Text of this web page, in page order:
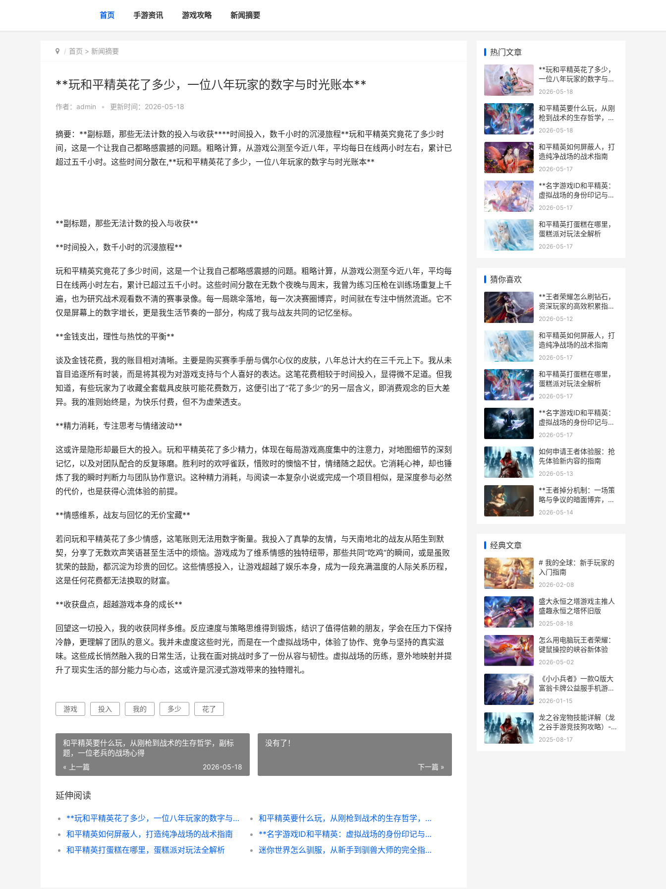
首页 手游资讯 游戏攻略 新闻摘要
首页 > 新闻摘要
**玩和平精英花了多少，一位八年玩家的数字与时光账本**
作者： admin • 更新时间：2026-05-18
摘要：**副标题，那些无法计数的投入与收获****时间投入，数千小时的沉浸旅程**玩和平精英究竟花了多少时
间，这是一个让我自己都略感震撼的问题。粗略计算，从游戏公测至今近八年，平均每日在线两小时左右，累计已
超过五千小时。这些时间分散在,**玩和平精英花了多少，一位八年玩家的数字与时光账本**
**副标题，那些无法计数的投入与收获**
**时间投入，数千小时的沉浸旅程**
玩和平精英究竟花了多少时间，这是一个让我自己都略感震撼的问题。粗略计算，从游戏公测至今近八年，平均每
日在线两小时左右，累计已超过五千小时。这些时间分散在无数个夜晚与周末，我曾为练习压枪在训练场重复上千
遍，也为研究战术观看数不清的赛事录像。每一局跳伞落地，每一次决赛圈博弈，时间就在专注中悄然流逝。它不
仅是屏幕上的数字增长，更是我生活节奏的一部分，构成了我与战友共同的记忆坐标。
**金钱支出，理性与热忱的平衡**
谈及金钱花费，我的账目相对清晰。主要是购买赛季手册与偶尔心仪的皮肤，八年总计大约在三千元上下。我从未
盲目追逐所有时装，而是将其视为对游戏支持与个人喜好的表达。这笔花费相较于时间投入，显得微不足道。但我
知道，有些玩家为了收藏全套载具皮肤可能花费数万，这便引出了“花了多少”的另一层含义，即消费观念的巨大差
异。我的准则始终是，为快乐付费，但不为虚荣透支。
**精力消耗，专注思考与情绪波动**
这或许是隐形却最巨大的投入。玩和平精英花了多少精力，体现在每局游戏高度集中的注意力，对地图细节的深刻
记忆，以及对团队配合的反复琢磨。胜利时的欢呼雀跃，惜败时的懊恼不甘，情绪随之起伏。它消耗心神，却也锤
炼了我的瞬时判断力与团队协作意识。这种精力消耗，与阅读一本复杂小说或完成一个项目相似，是深度参与必然
的代价，也是获得心流体验的前提。
**情感维系，战友与回忆的无价宝藏**
若问玩和平精英花了多少情感，这笔账则无法用数字衡量。我投入了真挚的友情，与天南地北的战友从陌生到默
契，分享了无数欢声笑语甚至生活中的烦恼。游戏成为了维系情感的独特纽带，那些共同“吃鸡”的瞬间，或是虽败
犹荣的鼓励，都沉淀为珍贵的回忆。这些情感投入，让游戏超越了娱乐本身，成为一段充满温度的人际关系历程，
这是任何花费都无法换取的财富。
**收获盘点，超越游戏本身的成长**
回望这一切投入，我的收获同样多维。反应速度与策略思维得到锻炼，结识了值得信赖的朋友，学会在压力下保持
冷静，更理解了团队的意义。我并未虚度这些时光，而是在一个虚拟战场中，体验了协作、竞争与坚持的真实滋
味。这些成长悄然融入我的日常生活，让我在面对挑战时多了一份从容与韧性。虚拟战场的历练，意外地映射并提
升了现实生活的部分能力与心态，这或许是沉浸式游戏带来的独特赠礼。
游戏 投入 我的 多少 花了
和平精英要什么玩，从刚枪到战术的生存哲学，副标
题，一位老兵的战场心得
« 上一篇 2026-05-18
没有了！
下一篇 »
延伸阅读
**玩和平精英花了多少，一位八年玩家的数字与时光账本**
和平精英要什么玩，从刚枪到战术的生存哲学，副标题，一位老兵的战场心得
和平精英如何屏蔽人，打造纯净战场的战术指南
**名字游戏ID和平精英：虚拟战场的身份印记与战术交响**
和平精英打蛋糕在哪里，蛋糕派对玩法全解析
迷你世界怎么驯服，从新手到驯兽大师的完全指南，副标题，掌握核心技巧开启冒险伙伴之旅
热门文章
**玩和平精英花了多少，
一位八年玩家的数字与时
光账本**
2026-05-18
和平精英要什么玩，从刚
枪到战术的生存哲学，副
标题，一位老兵的战场心
2026-05-18
和平精英如何屏蔽人，打
造纯净战场的战术指南
2026-05-17
**名字游戏ID和平精英：
虚拟战场的身份印记与战
术交响**
2026-05-17
和平精英打蛋糕在哪里，
蛋糕派对玩法全解析
2026-05-17
猜你喜欢
**王者荣耀怎么刷钻石，
资深玩家的高效积累指
南，副标题，全面解析免
2026-05-12
和平精英如何屏蔽人，打
造纯净战场的战术指南
2026-05-17
和平精英打蛋糕在哪里，
蛋糕派对玩法全解析
2026-05-17
**名字游戏ID和平精英：
虚拟战场的身份印记与战
术交响**
2026-05-17
如何申请王者体验服：抢
先体验新内容的指南
2026-05-13
**王者掉分机制：一场策
略与争议的暗面博弈，副
标题：资深玩家眼中的段
2026-05-14
经典文章
# 我的全球：新手玩家的
入门指南
2026-02-08
盛大永恒之塔游戏主推人
盛趣永恒之塔怀旧版
2025-08-18
怎么用电脑玩王者荣耀：
键鼠操控的峡谷新体验
2026-05-02
《小小兵者》一款Q版大
富翁卡牌公益服手机游戏
歌曲小小兵
2026-01-15
龙之谷宠物技能详解（龙
之谷手游竞技狗攻略）-天
宏手游网
2025-08-17